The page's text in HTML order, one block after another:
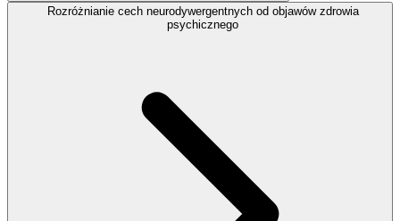
Rozróżnianie cech neurodywergentnych od objawów zdrowia
psychicznego